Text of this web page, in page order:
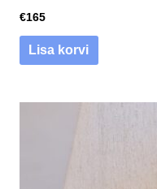
€165
Lisa korvi